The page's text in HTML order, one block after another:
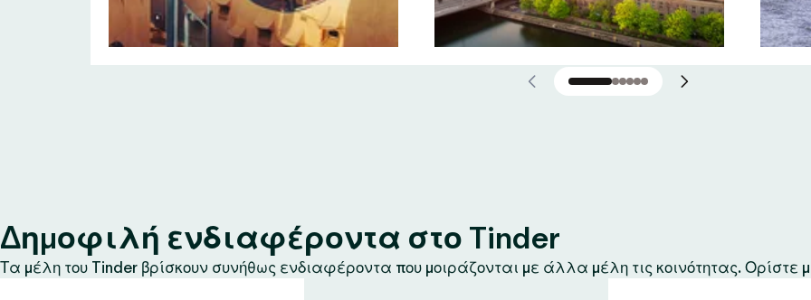
Δημοφιλή ενδιαφέροντα στο Tinder
Τα μέλη του Tinder βρίσκουν συνήθως ενδιαφέροντα που μοιράζονται με άλλα μέλη τις κοινότητας. Ορίστε